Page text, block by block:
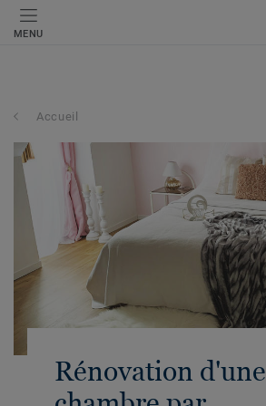
MENU
Accueil
Rénovation d'une